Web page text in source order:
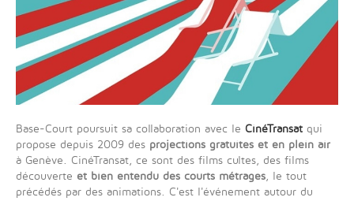
Base-Court poursuit sa collaboration avec le CinéTransat qui
propose depuis 2009 des projections gratuites et en plein air
à Genève. CinéTransat, ce sont des films cultes, des films
découverte et bien entendu des courts métrages, le tout
précédés par des animations. C'est l'événement autour du